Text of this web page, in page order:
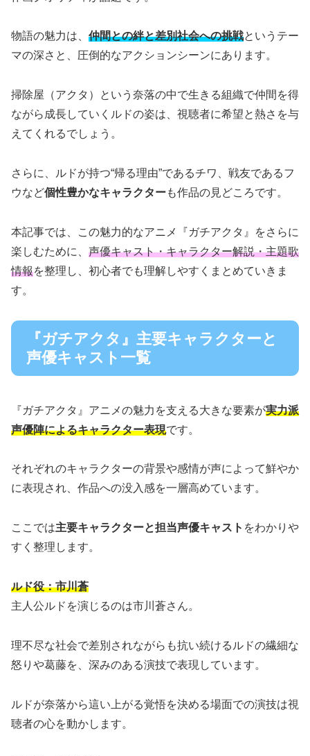
物語の魅力は、 仲間との絆と差別社会への挑戦というテー
マの深さと、圧倒的なアクションシーンにあります。
掃除屋（アクタ）という奈落の中で生きる組織で仲間を得
ながら成長していくルドの姿は、視聴者に希望と熱さを与
えてくれるでしょう。
さらに、ルドが持つ“帰る理由”であるチワ、戦友であるフ
ウなど個性豊かなキャラクターも作品の見どころです。
本記事では、この魅力的なアニメ『ガチアクタ』をさらに
楽しむために、 声優キャスト・キャラクター解説・主題歌
情報を整理し、初心者でも理解しやすくまとめていきま
す。
『ガチアクタ』主要キャラクターと
声優キャスト一覧
『ガチアクタ』アニメの魅力を支える大きな要素が実力派
声優陣によるキャラクター表現です。
それぞれのキャラクターの背景や感情が声によって鮮やか
に表現され、作品への没入感を一層高めています。
ここでは主要キャラクターと担当声優キャスト をわかりや
すく整理します。
ルド役：市川蒼
主人公ルドを演じるのは市川蒼さん。
理不尽な社会で差別されながらも抗い続けるルドの繊細な
怒りや葛藤を、深みのある演技で表現しています。
ルドが奈落から這い上がる覚悟を決める場面での演技は視
聴者の心を動かします。